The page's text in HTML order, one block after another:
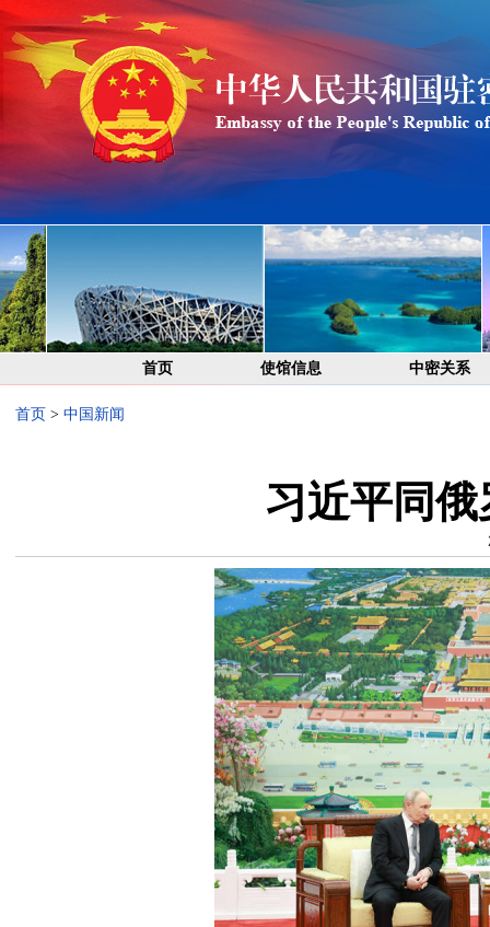
首页 使馆信息 中密关系
首页 > 中国新闻
习近平同